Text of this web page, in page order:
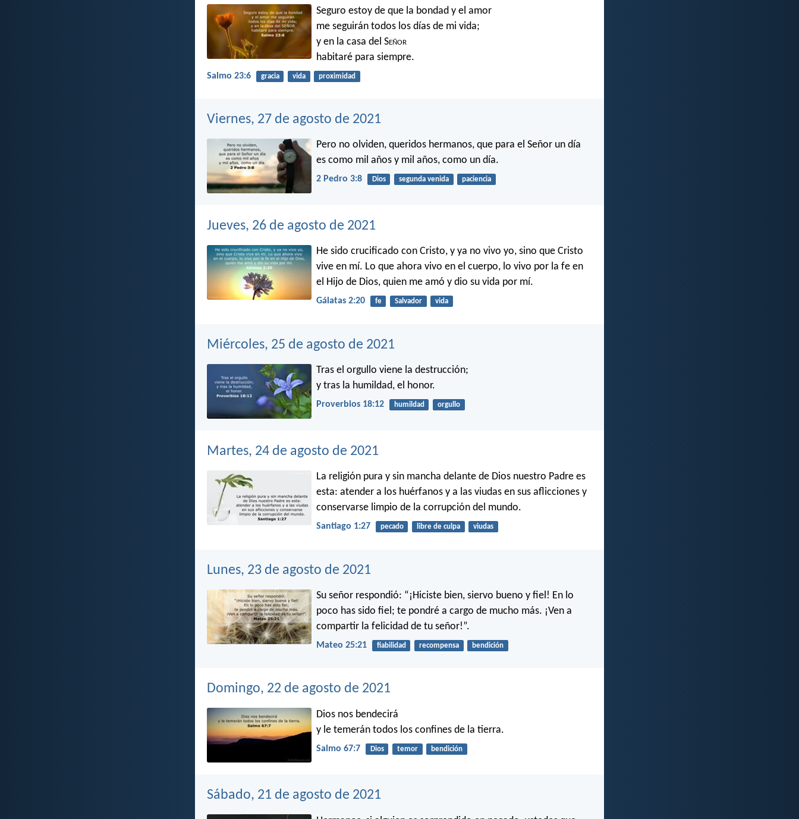
Seguro estoy de que la bondad y el amor
me seguirán todos los días de mi vida;
y en la casa del Señor
habitaré para siempre.
Salmo 23:6 gracia vida proximidad
Viernes, 27 de agosto de 2021
Pero no olviden, queridos hermanos, que para el Señor un día
es como mil años y mil años, como un día.
2 Pedro 3:8 Dios segunda venida paciencia
Jueves, 26 de agosto de 2021
He sido crucificado con Cristo, y ya no vivo yo, sino que Cristo
vive en mí. Lo que ahora vivo en el cuerpo, lo vivo por la fe en
el Hijo de Dios, quien me amó y dio su vida por mí.
Gálatas 2:20 fe Salvador vida
Miércoles, 25 de agosto de 2021
Tras el orgullo viene la destrucción;
y tras la humildad, el honor.
Proverbios 18:12 humildad orgullo
Martes, 24 de agosto de 2021
La religión pura y sin mancha delante de Dios nuestro Padre es
esta: atender a los huérfanos y a las viudas en sus aflicciones y
conservarse limpio de la corrupción del mundo.
Santiago 1:27 pecado libre de culpa viudas
Lunes, 23 de agosto de 2021
Su señor respondió: “¡Hiciste bien, siervo bueno y fiel! En lo
poco has sido fiel; te pondré a cargo de mucho más. ¡Ven a
compartir la felicidad de tu señor!”.
Mateo 25:21 fiabilidad recompensa bendición
Domingo, 22 de agosto de 2021
Dios nos bendecirá
y le temerán todos los confines de la tierra.
Salmo 67:7 Dios temor bendición
Sábado, 21 de agosto de 2021